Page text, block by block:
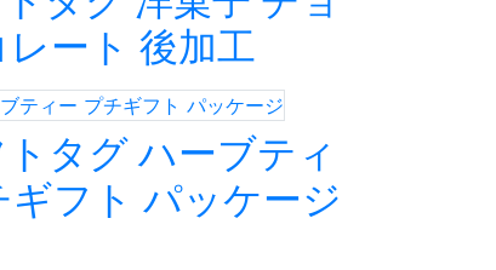
レート 後加工
タグ ハーブティ
ギフト パッケージ